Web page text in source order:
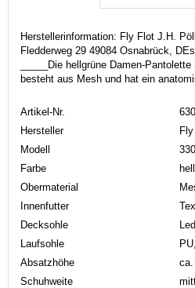
Herstellerinformation: Fly Flot J.H.
Fledderweg 29 49084 Osnabrück,
_____Die hellgrüne Damen-
besteht aus Mesh und hat ein
Artikel-Nr.
Hersteller
Modell
Farbe
Obermaterial
Innenfutter
Decksohle
Laufsohle
Absatzhöhe
Schuhweite